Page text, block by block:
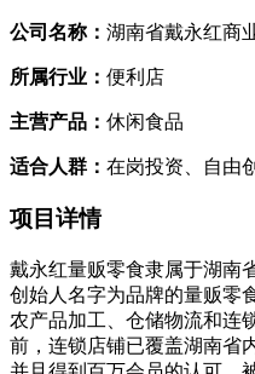
公司名称： 湖南省戴永红商
所属行业： 便利店
主营产品： 休闲食品
适合人群： 在岗投资、自由
项目详情
戴永红量贩零食隶属于湖南
创始人名字为品牌的量贩零
农产品加工、仓储物流和连
前，连锁店铺已覆盖湖南省